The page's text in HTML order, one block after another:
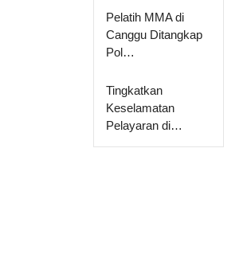
Pelatih MMA di
Canggu Ditangkap
Pol…
Tingkatkan
Keselamatan
Pelayaran di…